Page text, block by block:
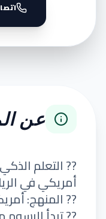
عن
?? التعلم
أمريكي في
?? المنهج: